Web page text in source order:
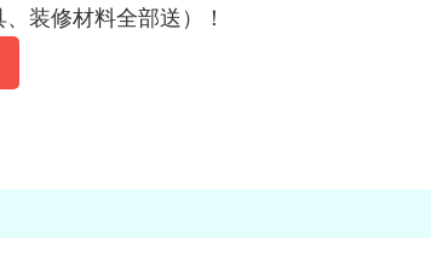
装修材料全部送）！